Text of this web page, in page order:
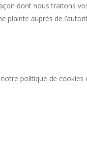
dont nous traitons
auprès de
politique de